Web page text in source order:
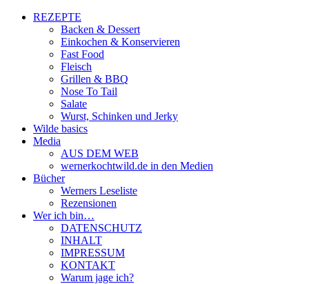
REZEPTE
Backen & Dessert
Einkochen & Konservieren
Fast Food
Fleisch
Grillen & BBQ
Nose To Tail
Salate
Wurst, Schinken und Jerky
Wilde basics
Media
AUS DEM WEB
wernerkochtwild.de in den Medien
Bücher
Werners Leseliste
Rezensionen
Wer ich bin…
DATENSCHUTZ
INHALT
IMPRESSUM
KONTAKT
Warum jage ich?